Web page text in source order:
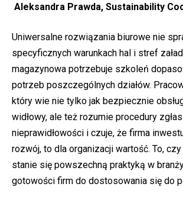
Aleksandra Prawda, Sustainability
Uniwersalne rozwiązania biurowe nie
specyficznych warunkach hal i stref
magazynowa potrzebuje szkoleń
potrzeb poszczególnych działów.
który wie nie tylko jak bezpiecznie
widłowy, ale też rozumie procedury
nieprawidłowości i czuje, że firma
rozwój, to dla organizacji wartość. To,
stanie się powszechną praktyką w
gotowości firm do dostosowania się do